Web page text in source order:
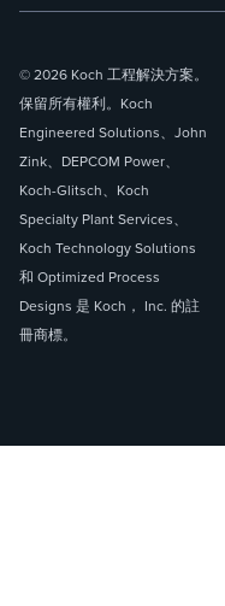
© 2026 Koch 工程解決方案。
保留所有權利。Koch
Engineered Solutions、John
Zink、DEPCOM Power、
Koch-Glitsch、Koch
Specialty Plant Services、
Koch Technology Solutions
和 Optimized Process
Designs 是 Koch， Inc. 的註
冊商標。